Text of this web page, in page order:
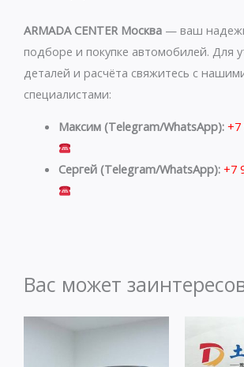
ARMADA CENTER Москва — ваш
подборе и покупке автомобилей. Для
деталей и расчёта свяжитесь с
специалистами:
Максим (Telegram/WhatsApp): +7
Сергей (Telegram/WhatsApp): +7
Вас может